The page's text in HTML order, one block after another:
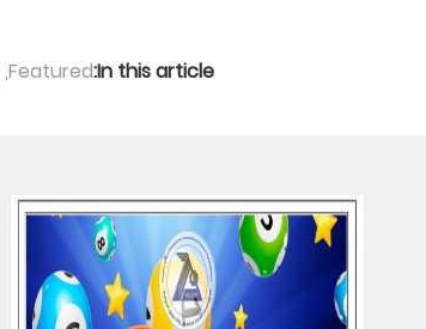
In this article:
Featured
,